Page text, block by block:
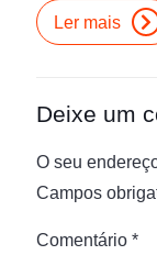
Ler mais
Deixe um
O seu
Campos
Comentário *